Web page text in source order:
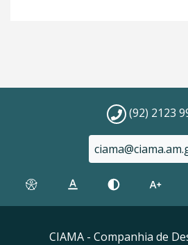
(92) 2123
CIAMA - Companhia de